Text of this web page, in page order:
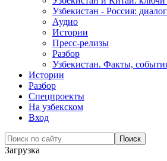
Узбекистан - Россия:
Аудио
Истории
Пресс-релизы
Разбор
Узбекистан. Факты,
Истории
Разбор
Спецпроекты
На узбекском
Вход
Загрузка